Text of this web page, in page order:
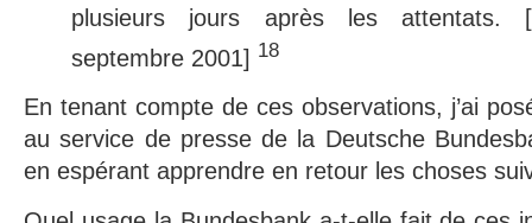
plusieurs jours après les attentats. [
septembre 2001] 18
En tenant compte de ces observations, j’ai
au service de presse de la Deutsche
en espérant apprendre en retour les choses